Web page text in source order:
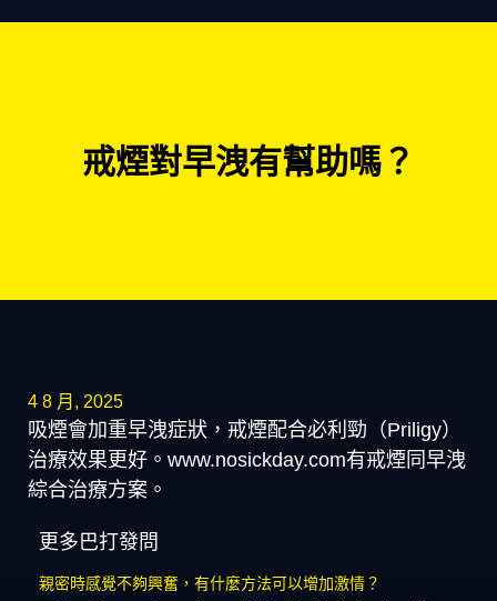
戒煙對早洩有幫助嗎？
4 8 月, 2025
吸煙會加重早洩症狀，戒煙配合必利勁（Priligy）
治療效果更好。www.nosickday.com有戒煙同早洩
綜合治療方案。
更多巴打發問
親密時感覺不夠興奮，有什麼方法可以增加激情？